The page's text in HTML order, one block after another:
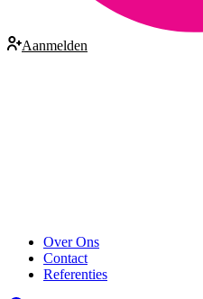
Aanmelden
Over Ons
Contact
Referenties